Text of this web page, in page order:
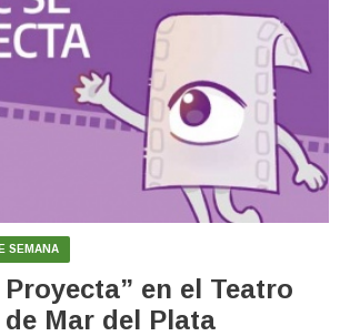
SEMANA
Proyecta” en el Teatro
Mar del Plata